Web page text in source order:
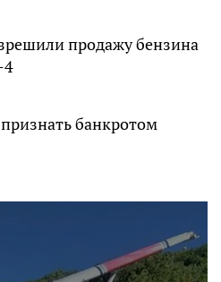
продажу бензина
4
банкротом